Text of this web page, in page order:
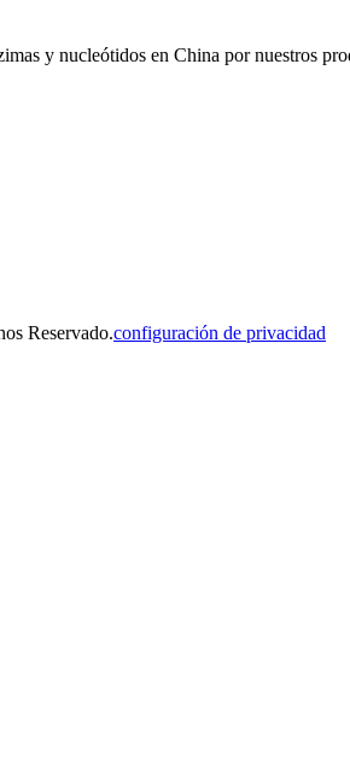
y nucleótidos en China por nuestros
Reservado.configuración de privacidad